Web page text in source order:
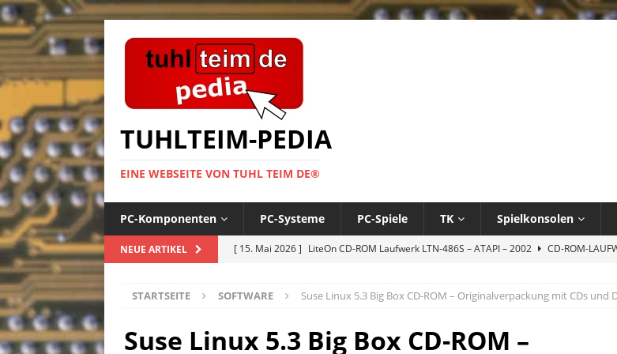
TUHLTEIM-PEDIA
EINE WEBSEITE VON TUHL TEIM DE®
PC-Komponenten PC-Systeme PC-Spiele TK Spielkonsolen
NEUE ARTIKEL [ 15. Mai 2026 ] LiteOn CD-ROM Laufwerk LTN-486S – ATAPI – 2002
CD-ROM-
– CD-ROM
PC-SPIELE
[ 16. Januar 2024 ]
CyberDrive CW058D CD-Rekorder ATAPI CDRW-Laufwerk – 2002
STARTSEITE SOFTWARE Suse Linux 5.3 Big Box CD-ROM – Originalverpackung mit CDs und
Suse Linux 5.3 Big Box CD-ROM –